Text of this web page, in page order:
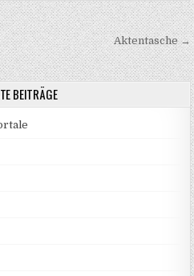
Aktentasche →
BEITRÄGE